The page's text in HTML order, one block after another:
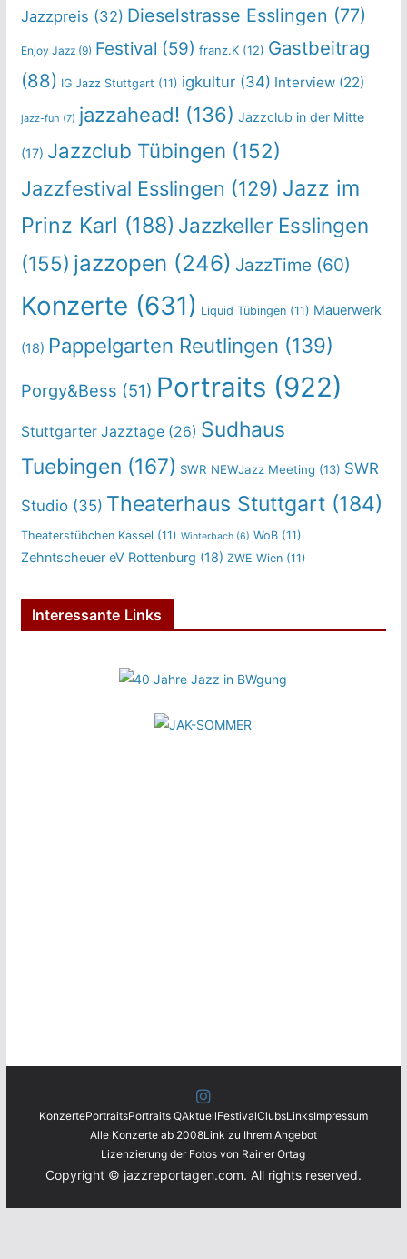
Jazzpreis (32) Dieselstrasse Esslingen (77)
Enjoy Jazz(9) Festival (59) franz.K(12) Gastbeitrag
(88) IG Jazz Stuttgart (11) igkultur(34) Interview(22)
jazz-fun (7) jazzahead! (136) Jazzclub in der Mitte
(17) Jazzclub Tübingen (152)
Jazzfestival Esslingen (129) Jazz im
Prinz Karl (188) Jazzkeller Esslingen
(155) jazzopen (246) JazzTime (60)
Konzerte (631) Liquid Tübingen(11) Mauerwerk
(18) Pappelgarten Reutlingen (139)
Porgy&Bess (51) Portraits (922)
Stuttgarter Jazztage(26) Sudhaus
Tuebingen (167) SWR NEWJazz Meeting (13) SWR
Studio(35) Theaterhaus Stuttgart(184)
Theaterstübchen Kassel (11) Winterbach(6) WoB(11)
Zehntscheuer eV Rottenburg (18) ZWE Wien(11)
Interessante Links
KonzertePortraitsPortraits QAktuellFestivalClubsLinksImpressum
Alle Konzerte ab 2008Link zu Ihrem Angebot
Lizenzierung der Fotos von Rainer Ortag
Copyright © jazzreportagen.com. All rights reserved.